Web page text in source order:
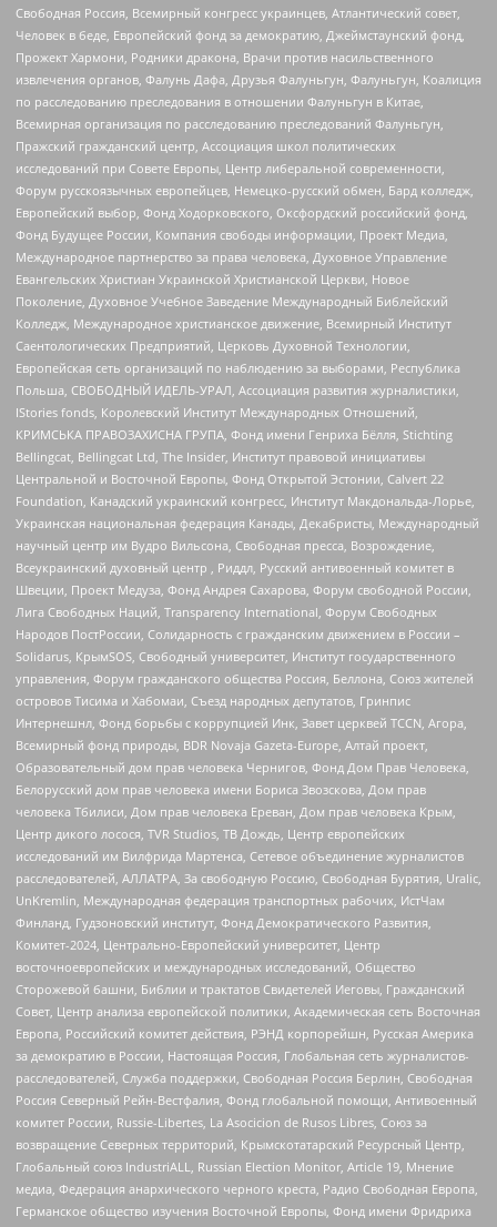
Свободная Россия, Всемирный конгресс украинцев, Атлантический совет,
Человек в беде, Европейский фонд за демократию, Джеймстаунский фонд,
Прожект Хармони, Родники дракона, Врачи против насильственного
извлечения органов, Фалунь Дафа, Друзья Фалуньгун, Фалуньгун, Коалиция
по расследованию преследования в отношении Фалуньгун в Китае,
Всемирная организация по расследованию преследований Фалуньгун,
Пражский гражданский центр, Ассоциация школ политических
исследований при Совете Европы, Центр либеральной современности,
Форум русскоязычных европейцев, Немецко-русский обмен, Бард колледж,
Европейский выбор, Фонд Ходорковского, Оксфордский российский фонд,
Фонд Будущее России, Компания свободы информации, Проект Медиа,
Международное партнерство за права человека, Духовное Управление
Евангельских Христиан Украинской Христианской Церкви, Новое
Поколение, Духовное Учебное Заведение Международный Библейский
Колледж, Международное христианское движение, Всемирный Институт
Саентологических Предприятий, Церковь Духовной Технологии,
Европейская сеть организаций по наблюдению за выборами, Республика
Польша, СВОБОДНЫЙ ИДЕЛЬ-УРАЛ, Ассоциация развития журналистики,
IStories fonds, Королевский Институт Международных Отношений,
КРИМСЬКА ПРАВОЗАХИСНА ГРУПА, Фонд имени Генриха Бёлля, Stichting
Bellingcat, Bellingcat Ltd, The Insider, Институт правовой инициативы
Центральной и Восточной Европы, Фонд Открытой Эстонии, Calvert 22
Foundation, Канадский украинский конгресс, Институт Макдональда-Лорье,
Украинская национальная федерация Канады, Декабристы, Международный
научный центр им Вудро Вильсона, Свободная пресса, Возрождение,
Всеукраинский духовный центр , Риддл, Русский антивоенный комитет в
Швеции, Проект Медуза, Фонд Андрея Сахарова, Форум свободной России,
Лига Свободных Наций, Transparеncy International, Форум Свободных
Народов ПостРоссии, Солидарность с гражданским движением в России –
Solidarus, КрымSOS, Свободный университет, Институт государственного
управления, Форум гражданского общества Россия, Беллона, Союз жителей
островов Тисима и Хабомаи, Съезд народных депутатов, Гринпис
Интернешнл, Фонд борьбы с коррупцией Инк, Завет церквей TCCN, Агора,
Всемирный фонд природы, BDR Novaja Gazeta-Europe, Алтай проект,
Образовательный дом прав человека Чернигов, Фонд Дом Прав Человека,
Белорусский дом прав человека имени Бориса Звозскова, Дом прав
человека Тбилиси, Дом прав человека Ереван, Дом прав человека Крым,
Центр дикого лосося, TVR Studios, ТВ Дождь, Центр европейских
исследований им Вилфрида Мартенса, Сетевое объединение журналистов
расследователей, АЛЛАТРА, За свободную Россию, Свободная Бурятия, Uralic,
UnKremlin, Международная федерация транспортных рабочих, ИстЧам
Финланд, Гудзоновский институт, Фонд Демократического Развития,
Комитет-2024, Центрально-Европейский университет, Центр
восточноевропейских и международных исследований, Общество
Сторожевой башни, Библии и трактатов Свидетелей Иеговы, Гражданский
Совет, Центр анализа европейской политики, Академическая сеть Восточная
Европа, Российский комитет действия, РЭНД корпорейшн, Русская Америка
за демократию в России, Настоящая Россия, Глобальная сеть журналистов-
расследователей, Служба поддержки, Свободная Россия Берлин, Свободная
Россия Северный Рейн-Вестфалия, Фонд глобальной помощи, Антивоенный
комитет России, Russie-Libertes, La Asocicion de Rusos Libres, Союз за
возвращение Северных территорий, Крымскотатарский Ресурсный Центр,
Глобальный союз IndustriALL, Russian Election Monitor, Article 19, Мнение
медиа, Федерация анархического черного креста, Радио Свободная Европа,
Германское общество изучения Восточной Европы, Фонд имени Фридриха